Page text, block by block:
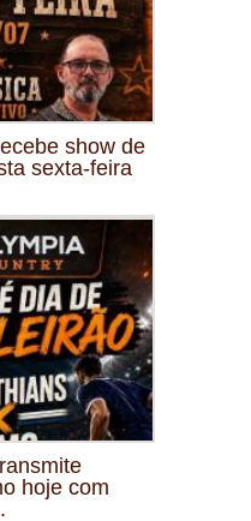
show de
sexta-feira
hoje com